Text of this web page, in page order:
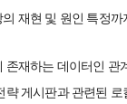
재현 및 원인 특정
재하는 데이터인 관
게시판과 관련된